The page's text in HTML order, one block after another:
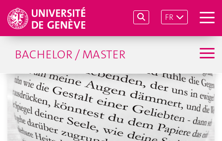
FR
BACHELOR / MASTER